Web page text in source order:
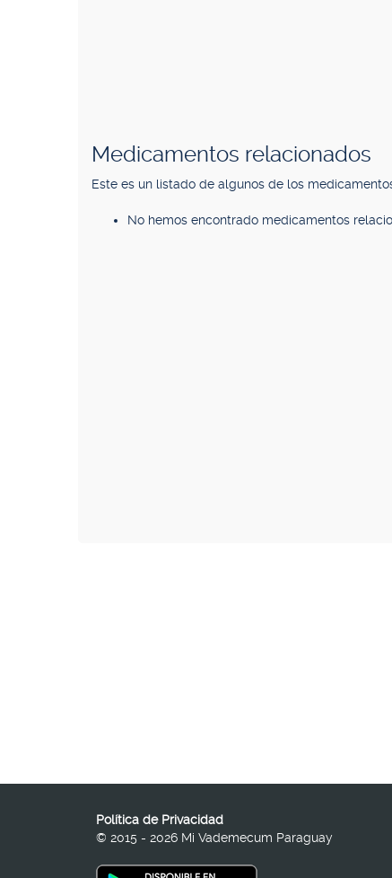
Medicamentos relacionados
Este es un listado de algunos de los
No hemos encontrado medicamentos
Política de Privacidad
© 2015 - 2026 Mi Vademecum Paraguay